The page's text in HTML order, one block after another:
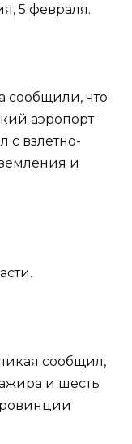
5 февраля.
сообщили, что
аэропорт
с взлетно-
и
сообщил,
и шесть